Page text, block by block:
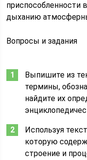
приспособленности
дыханию
Вопросы и задания
Выпишите из
термины,
найдите их
Используя
которую
строение и